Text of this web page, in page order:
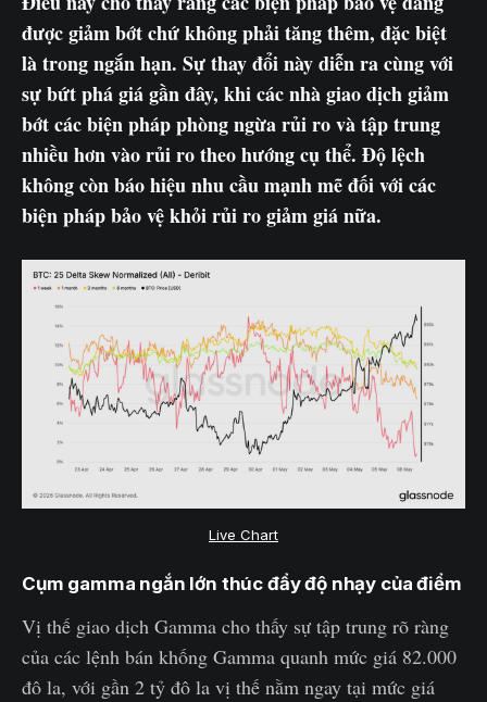
được giảm bớt chứ không phải tăng thêm, đặc biệt
là trong ngắn hạn. Sự thay đổi này diễn ra cùng với
sự bứt phá giá gần đây, khi các nhà giao dịch giảm
bớt các biện pháp phòng ngừa rủi ro và tập trung
nhiều hơn vào rủi ro theo hướng cụ thể. Độ lệch
không còn báo hiệu nhu cầu mạnh mẽ đối với các
biện pháp bảo vệ khỏi rủi ro giảm giá nữa.
Live Chart
Cụm gamma ngắn lớn thúc đẩy độ nhạy của điểm
Vị thế giao dịch Gamma cho thấy sự tập trung rõ ràng
của các lệnh bán khống Gamma quanh mức giá 82.000
đô la, với gần 2 tỷ đô la vị thế nằm ngay tại mức giá